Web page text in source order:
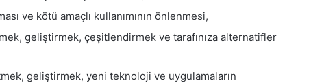
ve kötü amaçlı kullanımının önlenmesi,
geliştirmek, çeşitlendirmek ve tarafınıza alternatifler
geliştirmek, yeni teknoloji ve uygulamaların